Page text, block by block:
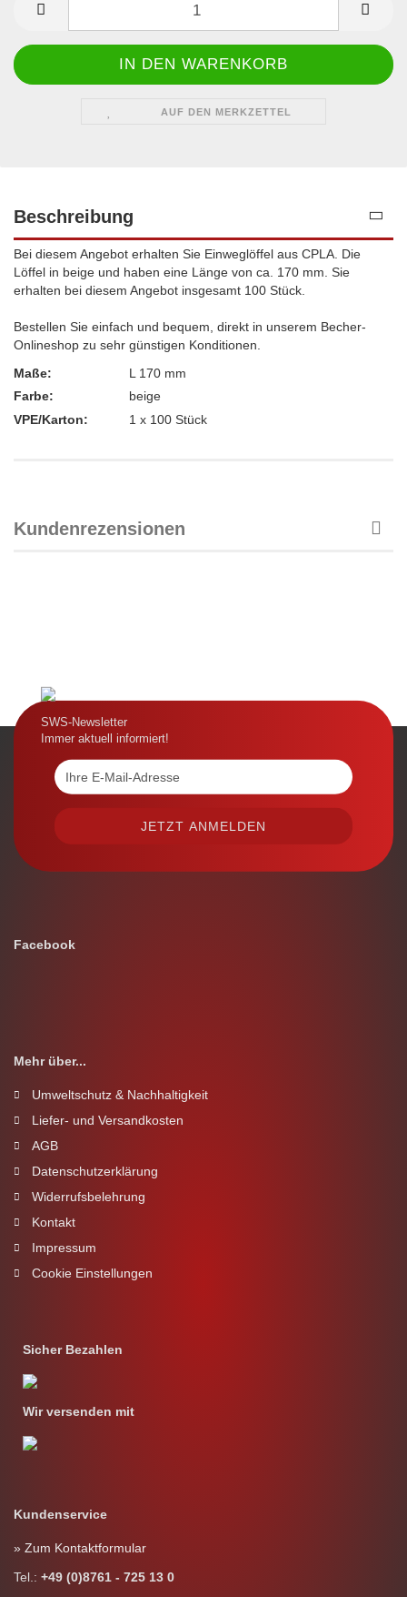
AUF DEN MERKZETTEL
Beschreibung
Bei diesem Angebot erhalten Sie Einweglöffel aus CPLA. Die
Löffel in beige und haben eine Länge von ca. 170 mm. Sie
erhalten bei diesem Angebot insgesamt 100 Stück.
Bestellen Sie einfach und bequem, direkt in unserem Becher-
Onlineshop zu sehr günstigen Konditionen.
Maße:
L 170 mm
Farbe:
beige
VPE/Karton:
1 x 100 Stück
Kundenrezensionen
SWS-Newsletter
Immer aktuell informiert!
Facebook
Mehr über...
Umweltschutz & Nachhaltigkeit
Liefer- und Versandkosten
AGB
Datenschutzerklärung
Widerrufsbelehrung
Kontakt
Impressum
Cookie Einstellungen
Sicher Bezahlen
Wir versenden mit
Kundenservice
» Zum Kontaktformular
Tel.: +49 (0)8761 - 725 13 0